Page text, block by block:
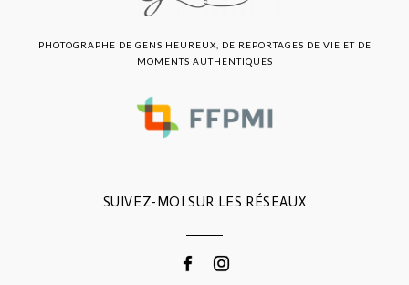
SUIVEZ-MOI SUR LES RÉSEAUX
PHOTOGRAPHE DE GENS HEUREUX, DE REPORTAGES DE VIE ET DE
MOMENTS AUTHENTIQUES